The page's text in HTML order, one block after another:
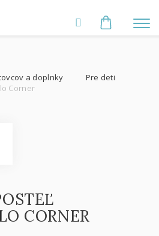
a doplnky
Pre deti
Corner
CORNER